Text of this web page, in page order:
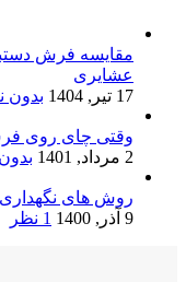
مقایسه فرش
عشایری
17 تیر, 1404
بدون
وقتی چای روی
2 مرداد, 1401
روش های
9 آذر, 1400
1 نظر